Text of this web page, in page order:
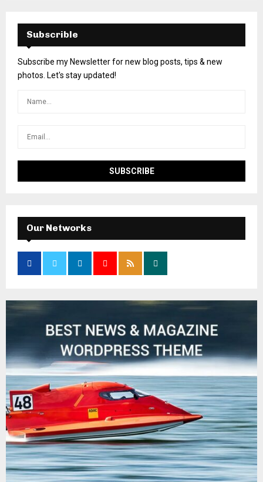
Subscrible
Subscribe my Newsletter for new blog posts, tips & new
photos. Let's stay updated!
Our Networks